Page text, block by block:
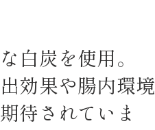
白炭を使用。
効果や腸内環境
待されていま